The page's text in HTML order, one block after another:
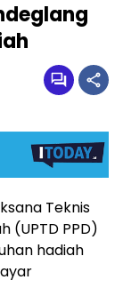
Teknis
(UPTD PPD)
hadiah